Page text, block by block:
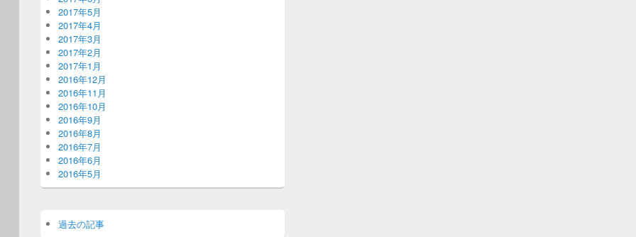
2017年5月
2017年4月
2017年3月
2017年2月
2017年1月
2016年12月
2016年11月
2016年10月
2016年9月
2016年8月
2016年7月
2016年6月
2016年5月
過去の記事